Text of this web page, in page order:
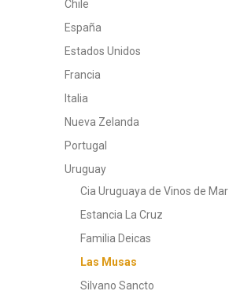
Chile
España
Estados Unidos
Francia
Italia
Nueva Zelanda
Portugal
Uruguay
Cia Uruguaya de Vinos de Mar
Estancia La Cruz
Familia Deicas
Las Musas
Silvano Sancto